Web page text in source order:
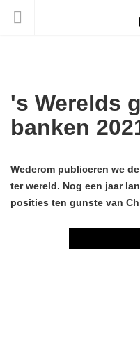
's Werelds
banken
Wederom publiceren we
ter wereld. Nog een jaar
posities ten gunste van